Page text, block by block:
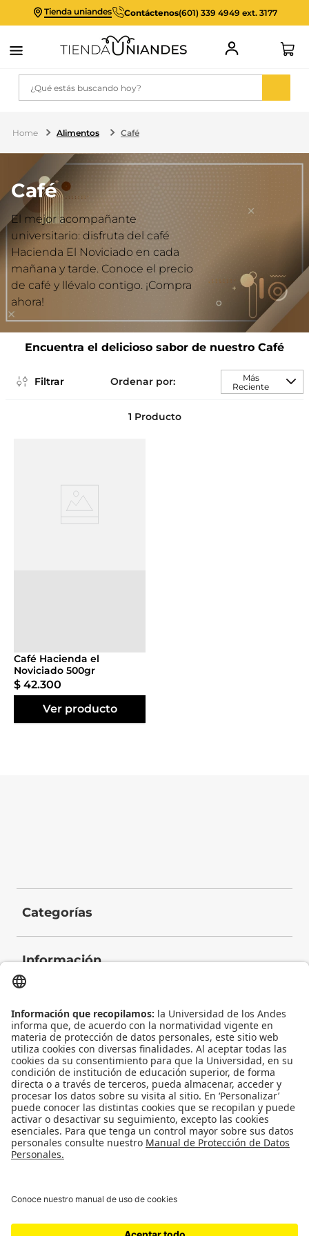
Tienda uniandes Contáctenos(601) 339 4949 ext. 3177
¿Qué estás buscando hoy?
Alimentos Café
Café
El mejor acompañante
universitario: disfruta del café
Hacienda El Noviciado en cada
mañana y tarde. Conoce el precio
de café y llévalo contigo. ¡Compra
ahora!
Encuentra el delicioso sabor de nuestro Café
Filtrar
Más
Reciente
1 Producto
Café Hacienda el
Noviciado 500gr
$ 42.300
Ver producto
Categorías
Información
Contacto
Universidad de los Andes | Vigilada Mineducación
Reconocimiento como Universidad: Decreto 1297 del 30 de mayo de 1964.
Reconocimiento personería jurídica: Resolución 28 del 23 de febrero de 1949
vigentes sobre propiedad Intelectual, por lo tanto su utilización parcial o total,
préstamo público e importación, total o parcial, en todo o en parte, en
formato impreso o digital y en cualquier formato conocido o por conocer, se